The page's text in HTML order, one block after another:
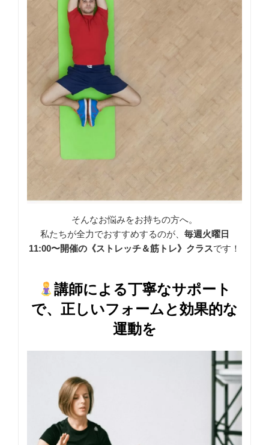
そんなお悩みをお持ちの方へ。
私たちが全力でおすすめするのが、 毎週火曜日
11:00〜開催の《ストレッチ＆筋トレ》クラスです！
講師による丁寧なサポート
で、正しいフォームと効果的な
運動を